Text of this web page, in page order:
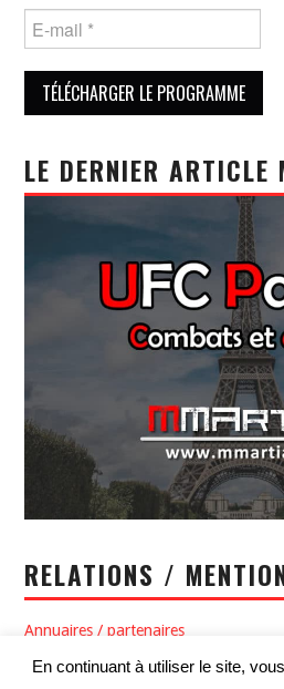
LE DERNIER ARTICLE
RELATIONS /
Annuaires / partenaires
Politique de confidentialité /
En continuant à utiliser le site,